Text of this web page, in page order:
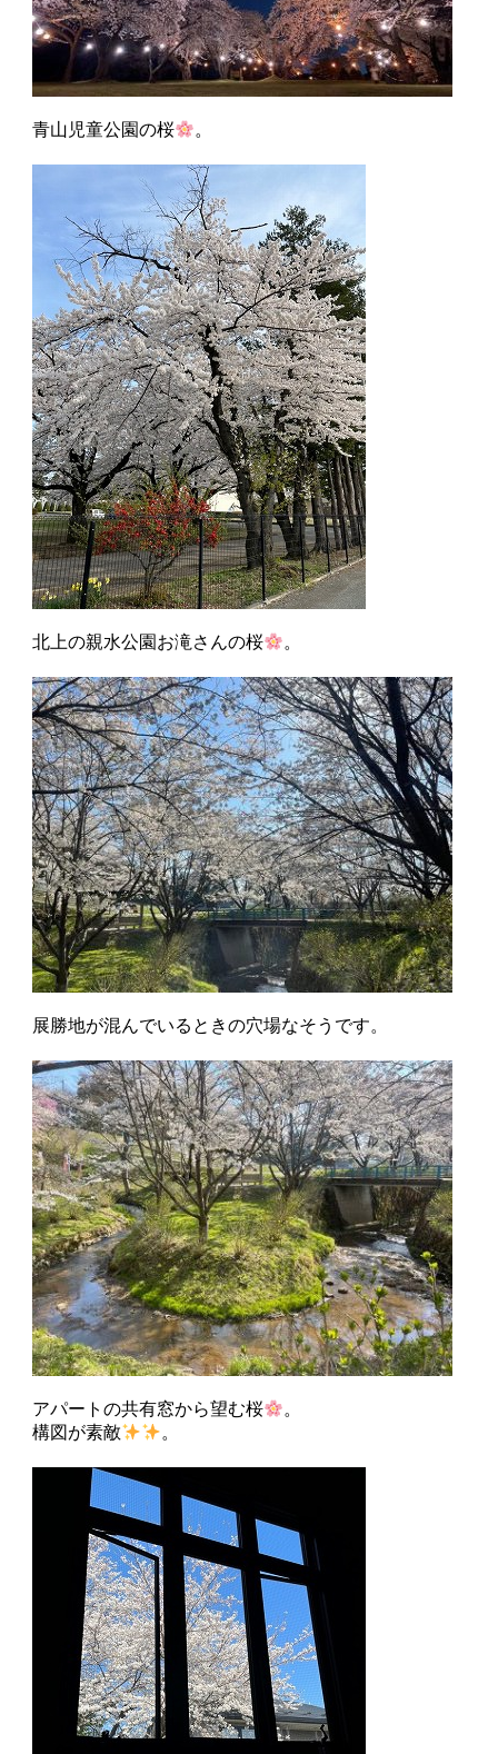
青山児童公園の桜 。
北上の親水公園お滝さんの桜 。
展勝地が混んでいるときの穴場なそうです。
アパートの共有窓から望む桜
。
構図が素敵
。